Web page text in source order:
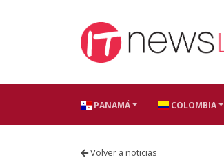
PANAMÁ COLOMBIA
Volver a noticias